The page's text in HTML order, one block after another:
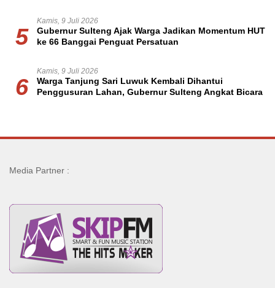
5
Kamis, 9 Juli 2026
Gubernur Sulteng Ajak Warga Jadikan Momentum HUT
ke 66 Banggai Penguat Persatuan
6
Kamis, 9 Juli 2026
Warga Tanjung Sari Luwuk Kembali Dihantui
Penggusuran Lahan, Gubernur Sulteng Angkat Bicara
Media Partner :